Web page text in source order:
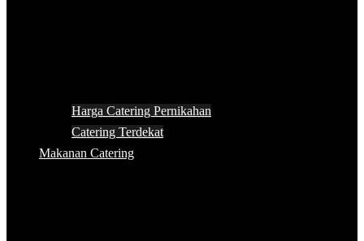
Harga Catering Pernikahan
Catering Terdekat
Makanan Catering